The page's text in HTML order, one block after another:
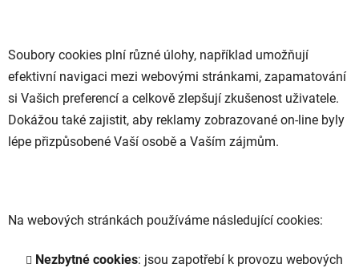
Soubory cookies plní různé úlohy, například umožňují
efektivní navigaci mezi webovými stránkami, zapamatování
si Vašich preferencí a celkově zlepšují zkušenost uživatele.
Dokážou také zajistit, aby reklamy zobrazované on-line byly
lépe přizpůsobené Vaší osobě a Vaším zájmům.
Na webových stránkách používáme následující cookies:
Nezbytné cookies: jsou zapotřebí k provozu webových